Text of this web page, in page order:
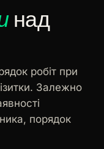
над
робіт при
Залежно
порядок